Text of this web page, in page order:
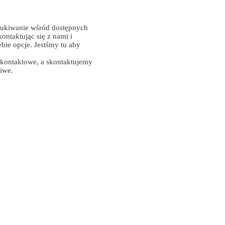
wśród dostępnych
się z nami i
opcje. Jestśmy tu aby
a skontaktujemy